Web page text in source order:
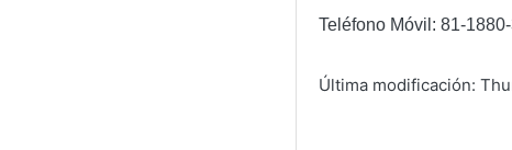
Teléfono Móvil: 81-
Última modificación: